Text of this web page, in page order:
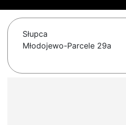
Słupca
Młodojewo-Parcele 29a